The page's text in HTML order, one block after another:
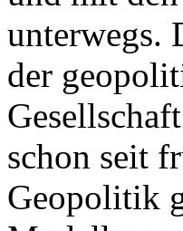
unterwegs.
der
schon seit
Geopolitik